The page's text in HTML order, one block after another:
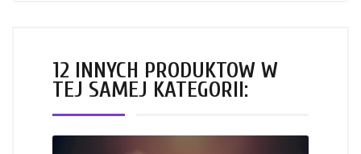
12 INNYCH PRODUKTÓW W
TEJ SAMEJ KATEGORII: